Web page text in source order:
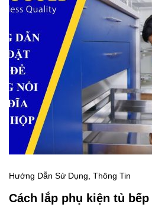
Hướng Dẫn Sử Dụng Thông Tin
Cách lắp phụ kiện tủ